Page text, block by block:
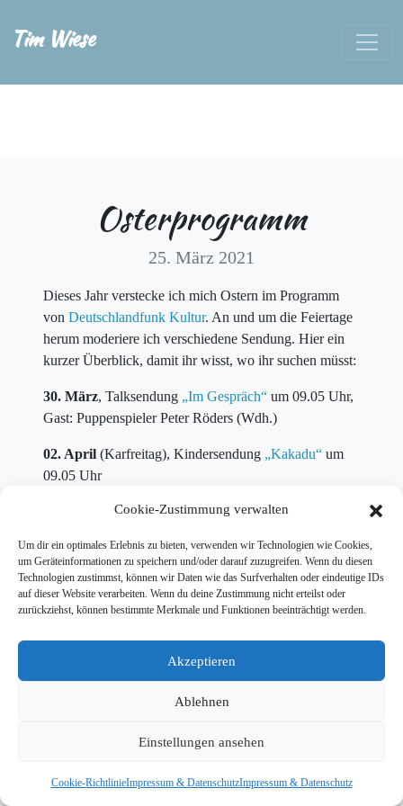
Cookie-Zustimmung verwalten
Um dir ein optimales Erlebnis zu bieten, verwenden wir Technologien wie Cookies,
um Geräteinformationen zu speichern und/oder darauf zuzugreifen. Wenn du diesen
Technologien zustimmst, können wir Daten wie das Surfverhalten oder eindeutige IDs
auf dieser Website verarbeiten. Wenn du deine Zustimmung nicht erteilst oder
zurückziehst, können bestimmte Merkmale und Funktionen beeinträchtigt werden.
Akzeptieren
Ablehnen
Einstellungen ansehen
Cookie-RichtlinieImpressum & DatenschutzImpressum & Datenschutz
Tim Wiese
Osterprogramm
25. März 2021
Dieses Jahr verstecke ich mich Ostern im Programm
von Deutschlandfunk Kultur. An und um die Feiertage
herum moderiere ich verschiedene Sendung. Hier ein
kurzer Überblick, damit ihr wisst, wo ihr suchen müsst:
30. März, Talksendung „Im Gespräch“ um 09.05 Uhr,
Gast: Puppenspieler Peter Röders (Wdh.)
02. April (Karfreitag), Kindersendung „Kakadu“ um
09.05 Uhr
(Ostersonntag), Kindersendung„Kakadu“
07. April, Talksendung„Im Gespräch“um 09.05 Uhr,
Gast:Philipp Lahm